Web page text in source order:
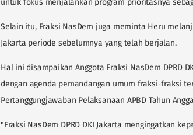
untuk fokus menjalankan program prioritasnya
Selain itu, Fraksi NasDem juga meminta Heru
Jakarta periode sebelumnya yang telah berjalan.
Hal ini disampaikan Anggota Fraksi NasDem DPRD
dengan agenda pemandangan umum fraksi-fraksi
Pertanggungjawaban Pelaksanaan APBD Tahun
"Fraksi NasDem DPRD DKI Jakarta mengingatkan